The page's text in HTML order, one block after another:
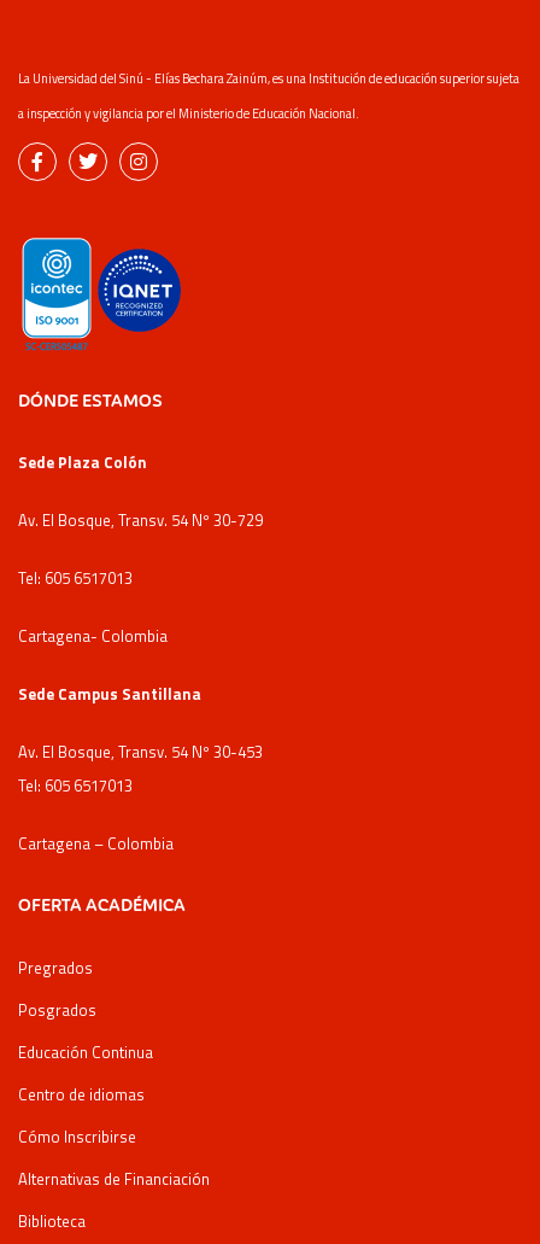
La Universidad del Sinú - Elías Bechara Zainúm, es una Institución de educación superior sujeta
a inspección y vigilancia por el Ministerio de Educación Nacional.
DÓNDE ESTAMOS
Sede Plaza Colón
Av. El Bosque, Transv. 54 Nº 30-729
Tel: 605 6517013
Cartagena- Colombia
Sede Campus Santillana
Av. El Bosque, Transv. 54 Nº 30-453
Tel: 605 6517013
Cartagena – Colombia
OFERTA ACADÉMICA
Pregrados
Posgrados
Educación Continua
Centro de idiomas
Cómo Inscribirse
Alternativas de Financiación
Biblioteca